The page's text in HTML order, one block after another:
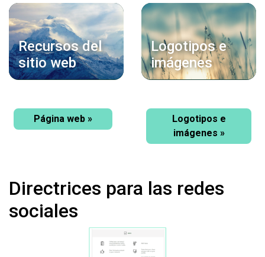
Recursos del
sitio web
Página web »
Logotipos e
imágenes
Logotipos e
imágenes »
Directrices para las redes
sociales